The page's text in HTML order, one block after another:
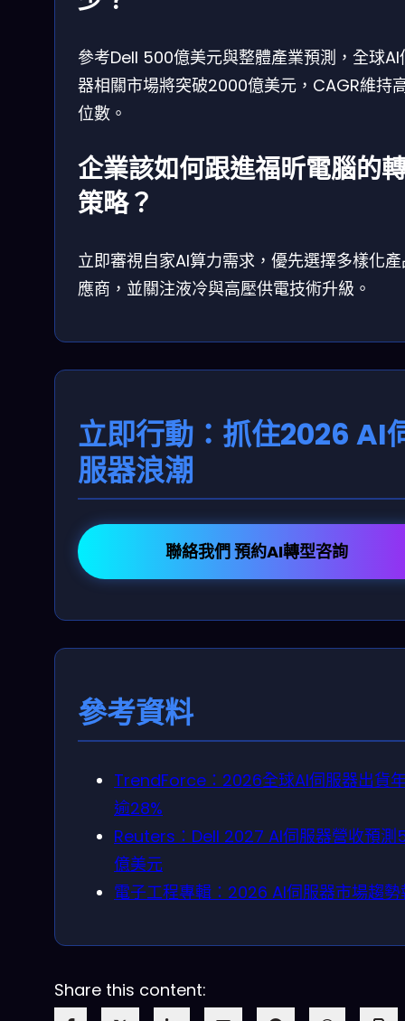
參考Dell 500億美元與整體產業預測，全球AI
器相關市場將突破2000億美元，CAGR維持
位數。
企業該如何跟進福昕電腦的
策略？
立即審視自家AI算力需求，優先選擇多樣化
應商，並關注液冷與高壓供電技術升級。
立即行動：抓住2026 AI
服器浪潮
聯絡我們 預約AI轉型咨詢
參考資料
TrendForce：2026全球AI伺服器出貨
逾28%
Reuters：Dell 2027 AI伺服器營收預測
億美元
電子工程專輯：2026 AI伺服器市場趨勢
Share this content: